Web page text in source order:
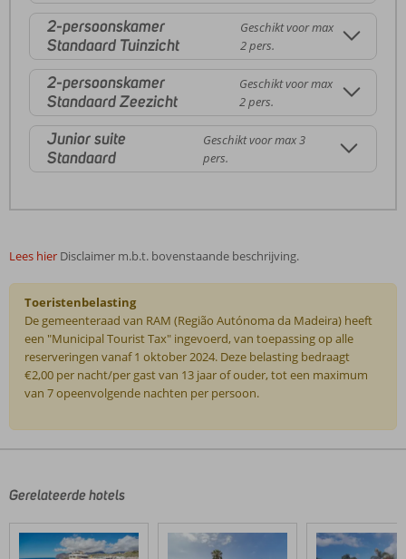
2-persoonskamer
Standaard Tuinzicht
Geschikt voor max
2 pers.
2-persoonskamer
Standaard Zeezicht
Geschikt voor max
2 pers.
Junior suite
Standaard
Geschikt voor max 3
pers.
Lees hier Disclaimer m.b.t. bovenstaande beschrijving.
Toeristenbelasting
De gemeenteraad van RAM (Região Autónoma da Madeira) heeft
een "Municipal Tourist Tax" ingevoerd, van toepassing op alle
reserveringen vanaf 1 oktober 2024. Deze belasting bedraagt
€2,00 per nacht/per gast van 13 jaar of ouder, tot een maximum
van 7 opeenvolgende nachten per persoon.
door
klanten
geschreven
Gerelateerde hotels